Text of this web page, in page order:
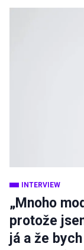
INTERVIEW
„Mnoho
protože
já a že